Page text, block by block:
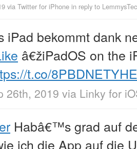
via Twitter for iPhone in reply to
iPad bekommt dank
â€žiPadOS on the
t.co/8PBDNETYHE
26th, 2019 via Linky for
Habâ€™s grad auf
ich die App auf die